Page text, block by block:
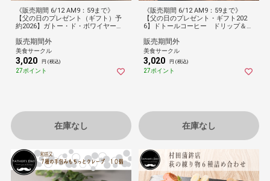
《販売期間 6/12 AM9：59まで》
【父の日のプレゼント（ギフト）予
約2026】ガトー・ド・ボワイヤージ
ン １２個[父の日カード付・送料無
料]
販売期間外
美食サークル
3,020 円 (税込)
27ポイント
在庫なし
《販売期間 6/12 AM9：59まで》
【父の日のプレゼント・ギフト202
6】ドトールコーヒー ドリップ＆イ
販売期間外
美食サークル
3,020 円 (税込)
27ポイント
在庫なし